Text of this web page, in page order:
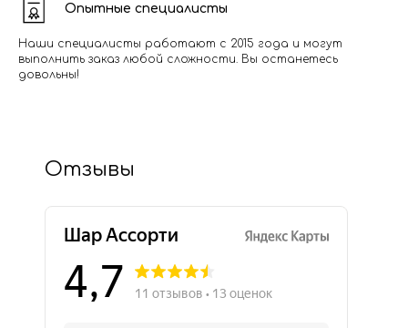
Опытные специалисты
Наши специалисты работают с 2015 года и могут
выполнить заказ любой сложности. Вы останетесь
довольны!
Отзывы